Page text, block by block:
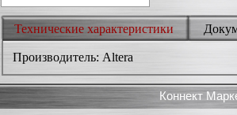
Технические характеристики
Производитель: Altera
Коннект